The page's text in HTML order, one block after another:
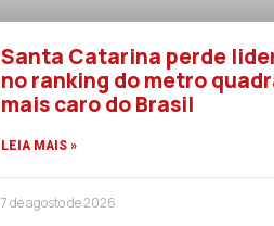
Santa Catarina perde
no ranking do metro
mais caro do Brasil
LEIA MAIS »
7 de agosto de 2026